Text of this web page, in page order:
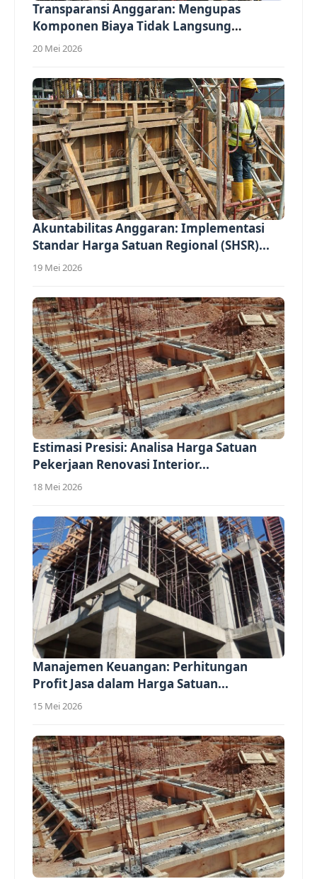
Transparansi Anggaran: Mengupas
Komponen Biaya Tidak Langsung
(Overhead)...
20 Mei 2026
Akuntabilitas Anggaran: Implementasi
Standar Harga Satuan Regional (SHSR)...
19 Mei 2026
Estimasi Presisi: Analisa Harga Satuan
Pekerjaan Renovasi Interior...
18 Mei 2026
Manajemen Keuangan: Perhitungan
Profit Jasa dalam Harga Satuan...
15 Mei 2026